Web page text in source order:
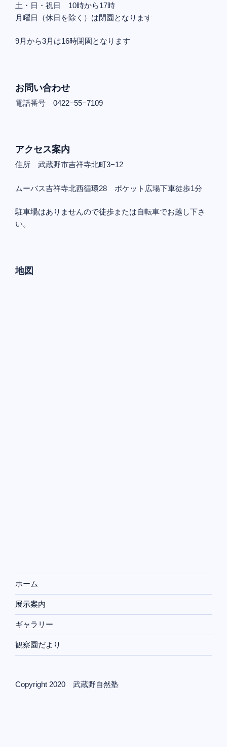
土・日・祝日 10時から17時
月曜日（休日を除く）は閉園となります
9月から3月は16時閉園となります
お問い合わせ
電話番号 0422−55−7109
アクセス案内
住所 武蔵野市吉祥寺北町3−12
ムーバス吉祥寺北西循環28 ポケット広場下車徒歩1分
駐車場はありませんので徒歩または自転車でお越し下さ
い。
地図
ホーム
展示案内
ギャラリー
観察園だより
Copyright 2020 武蔵野自然塾